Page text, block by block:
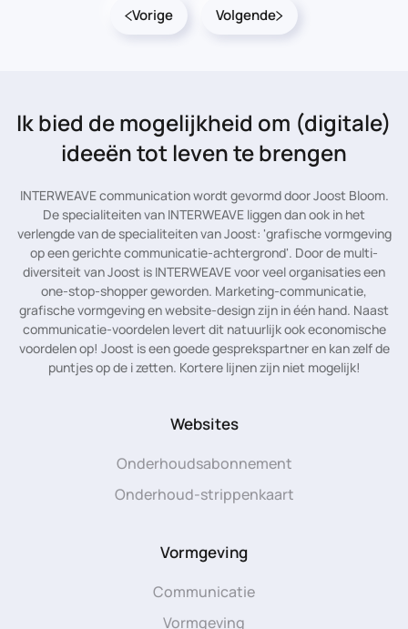
Vorige Volgende
Ik bied de mogelijkheid om (digitale)
ideeën tot leven te brengen
INTERWEAVE communication wordt gevormd door Joost Bloom.
De specialiteiten van INTERWEAVE liggen dan ook in het
verlengde van de specialiteiten van Joost: 'grafische vormgeving
op een gerichte communicatie-achtergrond'. Door de multi-
diversiteit van Joost is INTERWEAVE voor veel organisaties een
one-stop-shopper geworden. Marketing-communicatie,
grafische vormgeving en website-design zijn in één hand. Naast
communicatie-voordelen levert dit natuurlijk ook economische
voordelen op! Joost is een goede gesprekspartner en kan zelf de
puntjes op de i zetten. Kortere lijnen zijn niet mogelijk!
Websites
Onderhoudsabonnement
Onderhoud-strippenkaart
Vormgeving
Communicatie
Vormgeving